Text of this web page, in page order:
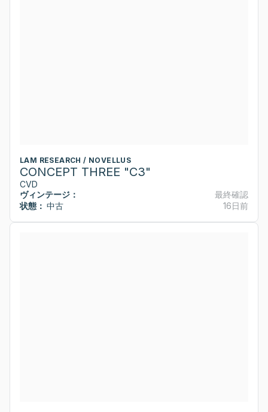
LAM RESEARCH / NOVELLUS
CONCEPT THREE "C3"
CVD
ヴィンテージ：
状態： 中古
最終確認
16日前